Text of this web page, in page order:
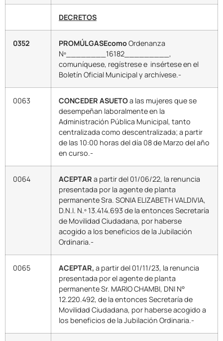
DECRETOS
0352 PROMÚLGASEcomoOrdenanza
Nº________16182_________,
comuníquese, regístrese e insértese en el
Boletín Oficial Municipal y archívese.-
0063 CONCEDER ASUETOa las mujeres que se
desempeñan laboralmente en la
Administración Pública Municipal, tanto
centralizada como descentralizada; a partir
de las 10:00 horas del día 08 de Marzo del año
en curso.-
0064 ACEPTAR a partir del 01/06/22, la renuncia
presentada por la agente de planta
permanente Sra. SONIA ELIZABETH VALDIVIA,
D.N.I. N.º 13.414.693 de la entonces Secretaría
de Movilidad Ciudadana, por haberse
acogido a los beneficios de la Jubilación
Ordinaria.-
0065 ACEPTAR, a partir del 01/11/23, la renuncia
presentada por el agente de planta
permanente Sr. MARIO CHAMBI, DNI N°
12.220.492, de la entonces Secretaría de
Movilidad Ciudadana, por haberse acogido a
los beneficios de la Jubilación Ordinaria.-